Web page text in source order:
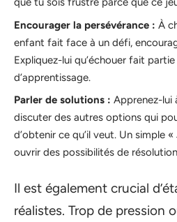
Encourager la persévérance : À
enfant fait face à un défi,
Expliquez-lui qu’échouer fait
d’apprentissage.
Parler de solutions : Apprenez-lui
discuter des autres options qui
d’obtenir ce qu’il veut. Un simple «
ouvrir des possibilités de
Il est également crucial
réalistes. Trop de pression